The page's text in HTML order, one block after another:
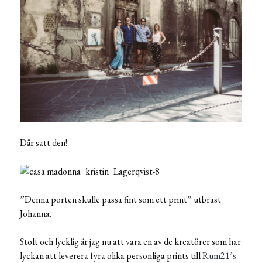
Där satt den!
”Denna porten skulle passa fint som ett print” utbrast
Johanna.
Stolt och lycklig är jag nu att vara en av de kreatörer som har
lyckan att leverera fyra olika personliga prints tillRum21’s